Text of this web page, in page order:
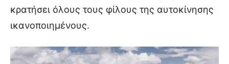
κρατήσει όλους τους φίλους της αυτοκίνησης
ικανοποιημένους.